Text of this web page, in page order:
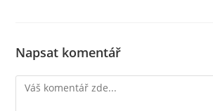
Napsat komentář
Komentář